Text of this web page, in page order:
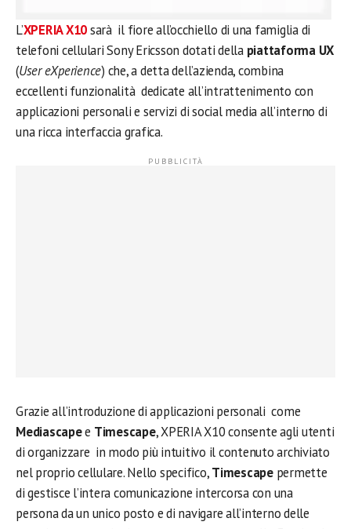
L’XPERIA X10sarà il fiore all’occhiello di una famiglia di
telefoni cellulari Sony Ericsson dotati della piattaforma UX
(User eXperience) che, a detta dell’azienda, combina
eccellenti funzionalità dedicate all’intrattenimento con
applicazioni personali e servizi di social media all’interno di
una ricca interfaccia grafica.
Grazie all’introduzione di applicazioni personali come
Mediascapee Timescape, XPERIA X10 consente agli utenti
di organizzare in modo più intuitivo il contenuto archiviato
nel proprio cellulare. Nello specifico,Timescape permette
di gestisce l’intera comunicazione intercorsa con una
persona da un unico posto e di navigare all’interno delle